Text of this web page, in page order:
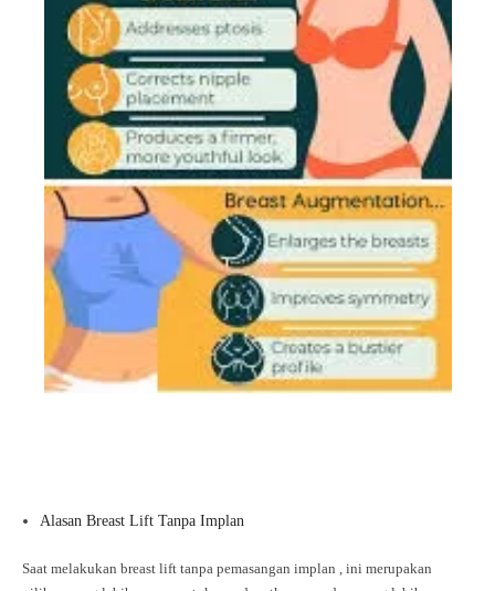
Alasan Breast Lift Tanpa Implan
Saat melakukan breast lift tanpa pemasangan implan , ini merupakan